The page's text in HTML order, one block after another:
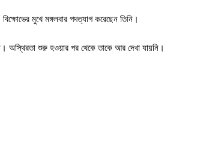
মুখে মঙ্গলবার পদত্যাগ করেছেন তিনি।
অস্থিরতা শুরু হওয়ার পর থেকে তাকে আর দেখা যায়নি।